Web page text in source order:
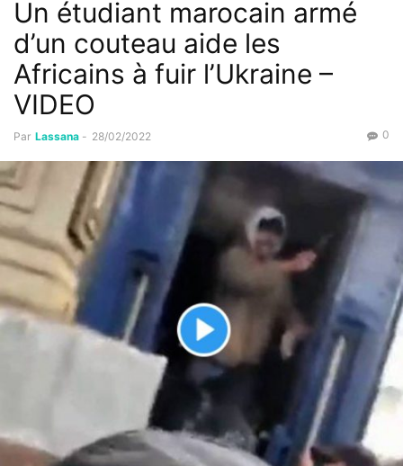
Un étudiant marocain armé
d’un couteau aide les
Africains à fuir l’Ukraine –
VIDEO
Par Lassana - 28/02/2022 0